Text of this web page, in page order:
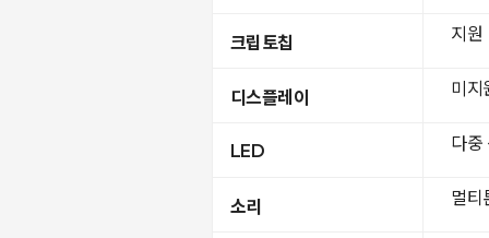
크립토칩
디스플레이
LED
소리
지원
미지
다중
멀티